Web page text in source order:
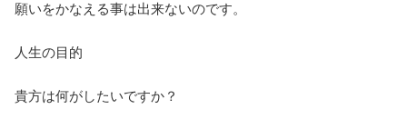
願いをかなえる事は出来ないのです。
人生の目的
貴方は何がしたいですか？